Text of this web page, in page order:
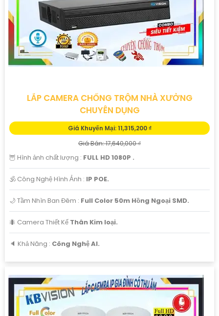
LẮP CAMERA CHỐNG TRỘM NHÀ XƯỞNG
CHUYÊN DỤNG
Giá Khuyến Mại: 11,315,200 ₫
Giá Bán: 17,640,000 ₫
🦉 Hình ảnh chất lượng : FULL HD 1080P .
🕉️ Công Nghệ Hình Ảnh : IP POE.
🌙 Tầm Nhìn Ban Đêm : Full Color 50m Hồng Ngoại SMD.
🐜 Camera Thiết Kế Thân Kim loại.
️🔈 Khả Năng : Công Nghệ AI.